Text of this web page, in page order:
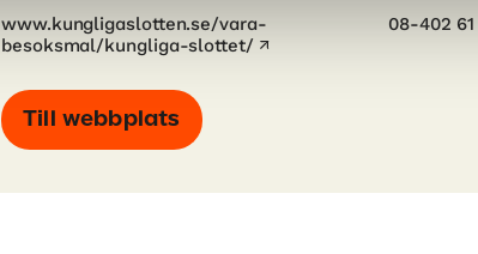
www.kungligaslotten.se/vara-
besoksmal/kungliga-slottet/
08-402
Till webbplats